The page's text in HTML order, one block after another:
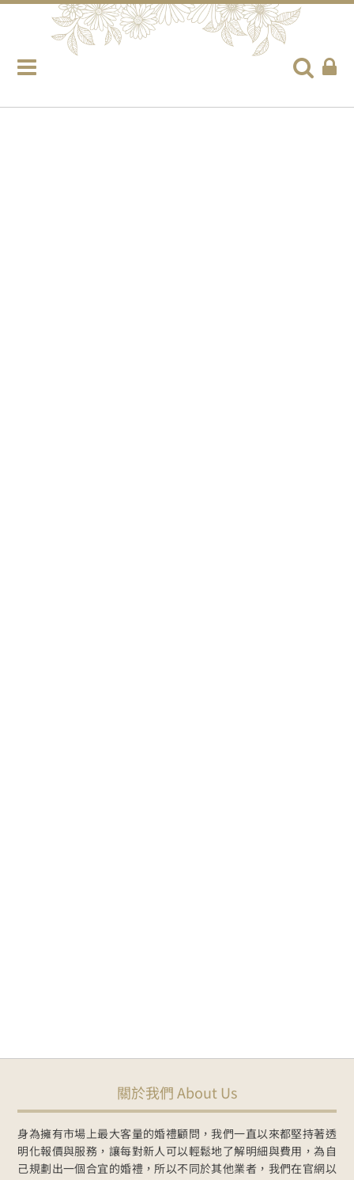
關於我們 About Us
身為擁有市場上最大客量的婚禮顧問，我們一直以來都堅持著透
明化報價與服務，讓每對新人可以輕鬆地了解明細與費用，為自
己規劃出一個合宜的婚禮，所以不同於其他業者，我們在官網以